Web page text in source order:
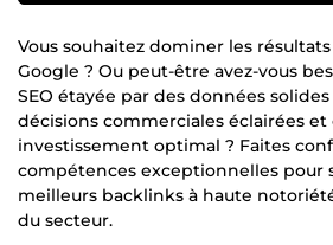
Vous souhaitez dominer les
Google ? Ou peut-être avez-vous
SEO étayée par des données
décisions commerciales éclairées
investissement optimal ? Faites
compétences exceptionnelles pour
meilleurs backlinks à haute
du secteur.